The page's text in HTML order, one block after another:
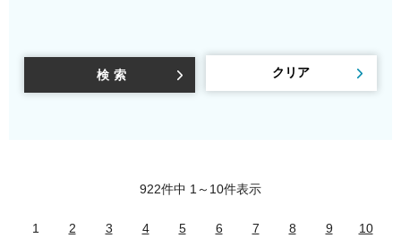
922件中 1～10件表示
1 2 3 4 5 6 7 8 9
10